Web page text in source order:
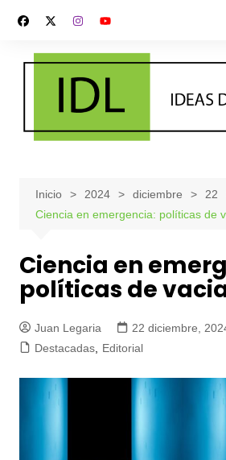
contenido
Inicio 2024 diciembre
22
Ciencia en emergencia: políticas de
Ciencia en
políticas de
Juan Legaria
22 diciembre,
Destacadas, Editorial